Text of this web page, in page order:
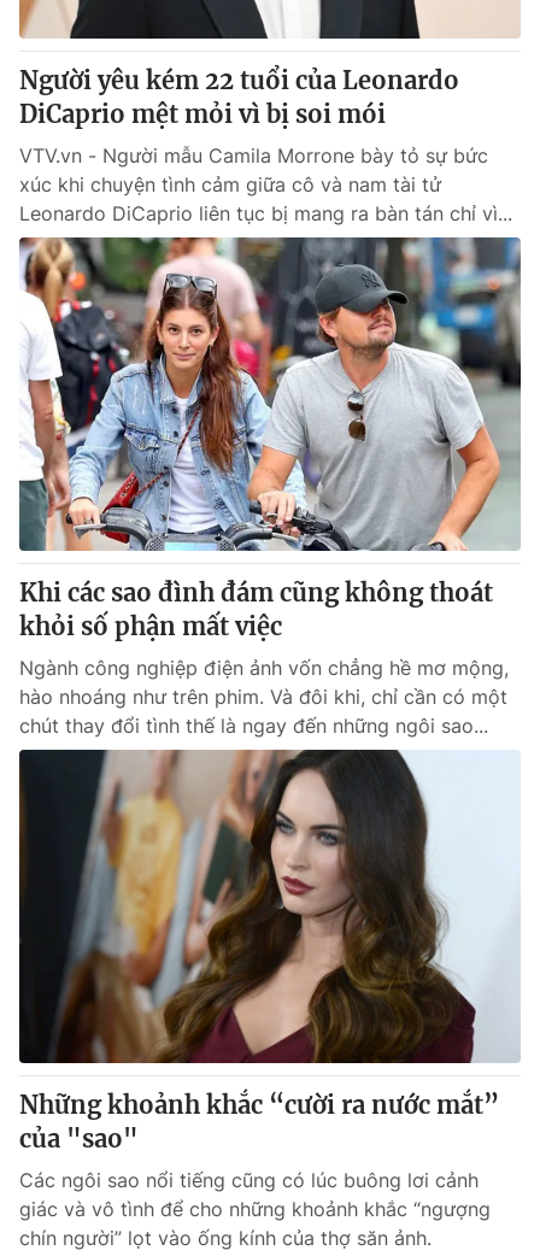
Người yêu kém 22 tuổi của Leonardo
DiCaprio mệt mỏi vì bị soi mói
VTV.vn - Người mẫu Camila Morrone bày tỏ sự bức
xúc khi chuyện tình cảm giữa cô và nam tài tử
Leonardo DiCaprio liên tục bị mang ra bàn tán chỉ vì...
Khi các sao đình đám cũng không thoát
khỏi số phận mất việc
Ngành công nghiệp điện ảnh vốn chẳng hề mơ mộng,
hào nhoáng như trên phim. Và đôi khi, chỉ cần có một
chút thay đổi tình thế là ngay đến những ngôi sao...
Những khoảnh khắc “cười ra nước mắt”
của "sao"
Các ngôi sao nổi tiếng cũng có lúc buông lơi cảnh
giác và vô tình để cho những khoảnh khắc “ngượng
chín người” lọt vào ống kính của thợ săn ảnh.